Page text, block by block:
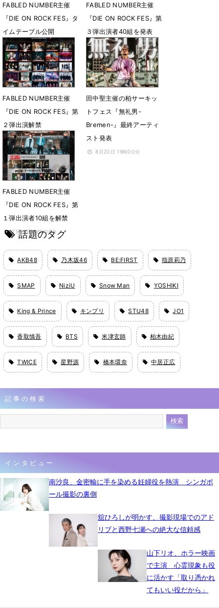
FABLED NUMBER主催
『DIE ON ROCK FES』タ
イムテーブル公開
11月3日 12時00分
FABLED NUMBER主催
『DIE ON ROCK FES』第
３弾出演者40組を発表
9月17日 23時27分
FABLED NUMBER主催
『DIE ON ROCK FES』第
２弾出演解禁
8月24日 22時24分
田中聖主催の柏サーキッ
トフェス『無礼男-
Bremen-』最終アーティ
スト発表
8月20日 19時00分
FABLED NUMBER主催
『DIE ON ROCK FES』第
１弾出演者10組を解禁
7月29日 06時00分
話題のタグ
AKB48 乃木坂46 BE:FIRST 指原莉乃
SMAP NiziU Snow Man YOSHIKI
King & Prince キンプリ STU48 JO1
香取慎吾 BTS 米津玄師 柏木由紀
TWICE 星野源 橋本環奈 中居正広
記事の検索
インタビュー
南沙良、金密輸に手を染める妊婦役を熱演 シンガポ
ール撮影の裏側
舘ひろしが明かす、撮影現場でのアド
リブと西野七瀬への絶大な信頼感
山下リオ、ホラー映画
で主演 心霊現象も役
に活かす「取り憑かれ
てもいい役だから」